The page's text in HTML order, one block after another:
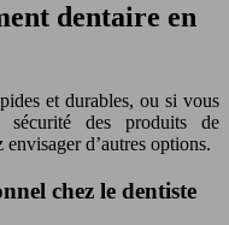
dentaire en
et durables, ou si vous
sécurité des produits de
d’autres options.
chez le dentiste